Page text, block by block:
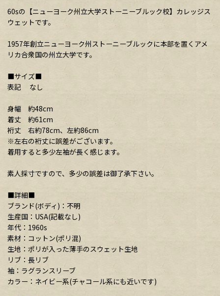
60sの【ニューヨーク州立大学ストーニーブルック校】カレッジス
ウェットです。
1957年創立ニューヨーク州ストーニーブルックに本部を置くアメ
リカ合衆国の州立大学です。
■サイズ■
表記 なし
身幅 約48cm
着丈 約61cm
裄丈 右約78cm、左約86cm
※左右の裄丈に誤差がございます。
着用すると多少左袖が長く感じます。
素人採寸ですので、多少の誤差は御了承下さい。
■詳細■
ブランド(ボディ)：不明
生産国：USA(記載なし)
年代：1960s
素材：コットン(ポリ混)
生地：ポリが入った薄手のスウェット生地
リブ：長リブ
袖：ラグランスリーブ
カラー：ネイビー系(チャコール系にも近いです)